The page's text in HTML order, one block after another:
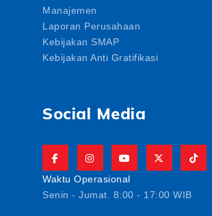
Manajemen
Laporan Perusahaan
Kebijakan SMAP
Kebijakan Anti Gratifikasi
Social Media
Waktu Operasional
Senin - Jumat. 8:00 - 17:00 WIB